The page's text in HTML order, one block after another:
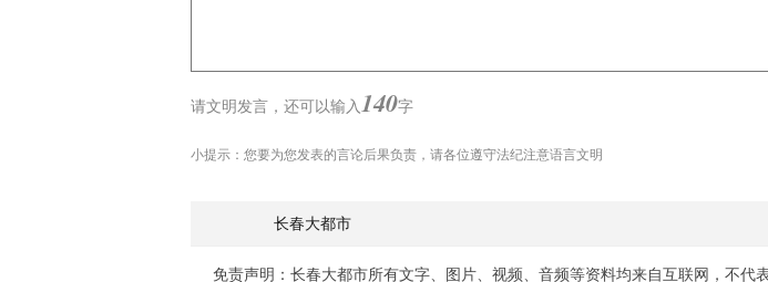
请文明发言， 还可以输入140字
小提示：您要为您发表的言论后果负责，请各位遵守法纪注意语言文明
长春大都市
免责声明：长春大都市所有文字、图片、视频、音频等资料均来自互联网，不